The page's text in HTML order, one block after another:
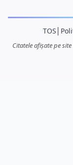
TOS
Citatele afișate pe